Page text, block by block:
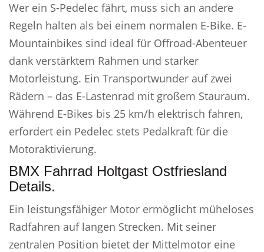
Wer ein S-Pedelec fährt, muss sich an andere
Regeln halten als bei einem normalen E-Bike. E-
Mountainbikes sind ideal für Offroad-Abenteuer
dank verstärktem Rahmen und starker
Motorleistung. Ein Transportwunder auf zwei
Rädern – das E-Lastenrad mit großem Stauraum.
Während E-Bikes bis 25 km/h elektrisch fahren,
erfordert ein Pedelec stets Pedalkraft für die
Motoraktivierung.
BMX Fahrrad Holtgast Ostfriesland
Details.
Ein leistungsfähiger Motor ermöglicht müheloses
Radfahren auf langen Strecken. Mit seiner
zentralen Position bietet der Mittelmotor eine